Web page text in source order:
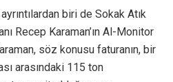
biri de Sokak Atık
Recep Karaman’ın Al-Monitor
söz konusu faturanın, bir
arasındaki 115 ton